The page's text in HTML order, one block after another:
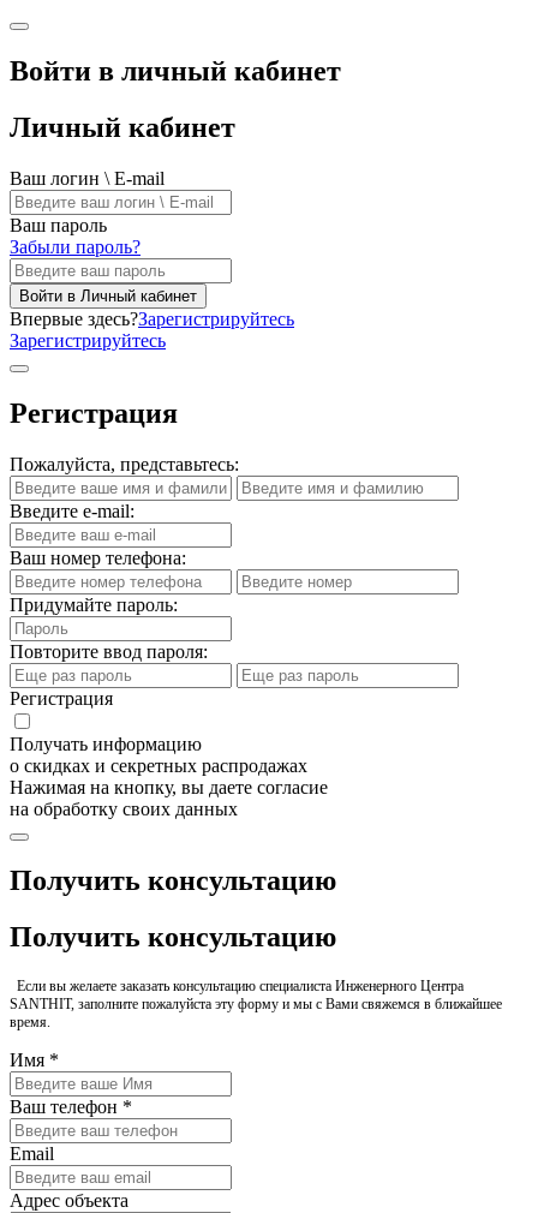
Войти в личный кабинет
Личный кабинет
Ваш логин \ E-mail
Ваш пароль
Забыли пароль?
Войти в Личный кабинет
Впервые здесь?Зарегистрируйтесь
Зарегистрируйтесь
Регистрация
Пожалуйста, представьтесь:
Введите e-mail:
Ваш номер телефона:
Придумайте пароль:
Повторите ввод пароля:
Регистрация
Получать информацию
о скидках и секретных распродажах
Нажимая на кнопку, вы даете согласие
на обработку своих данных
Получить консультацию
Получить консультацию
Если вы желаете заказать консультацию специалиста Инженерного Центра
SANTHIT, заполните пожалуйста эту форму и мы с Вами свяжемся в ближайшее
время.
Имя *
Ваш телефон *
Email
Адрес объекта